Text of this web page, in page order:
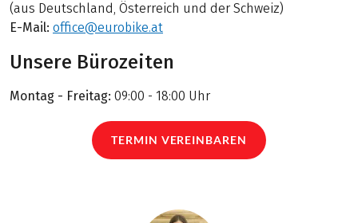
(aus Deutschland, Österreich und der Schweiz)
E-Mail: office@eurobike.at
Unsere Bürozeiten
Montag - Freitag: 09:00 - 18:00 Uhr
TERMIN VEREINBAREN